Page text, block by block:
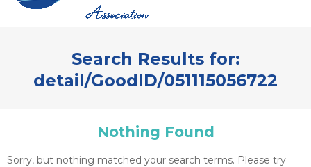
Search Results for:
detail/GoodID/051115056722
Nothing Found
Sorry, but nothing matched your search terms. Please try